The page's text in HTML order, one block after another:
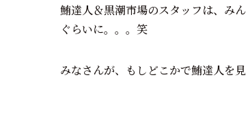
鮪達人＆黒潮市場のスタッフは、み
ぐらいに。。。笑
みなさんが、もしどこかで鮪達人を